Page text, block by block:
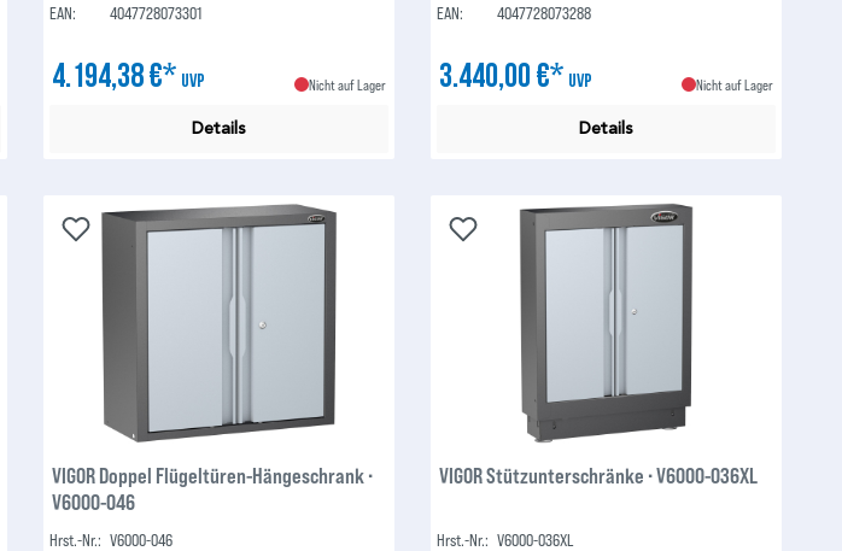
EAN:
4047728073301
4.194,38 €* UVP Nicht auf Lager
Details
EAN:
4047728073288
3.440,00 €* UVP Nicht auf Lager
Details
VIGOR Doppel Flügeltüren-Hängeschrank ∙
V6000-046
Hrst.-Nr.: V6000-046
VIGOR Stützunterschränke ∙ V6000-036XL
Hrst.-Nr.: V6000-036XL